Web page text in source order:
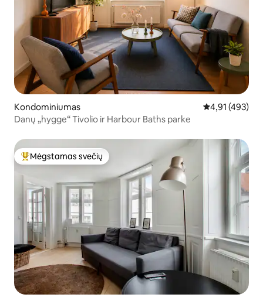
Kondominiumas Vidutinis
4,91 (493)
Danų „hygge“ Tivolio ir Harbour Baths parke
Svečių mėgstamiausias
Mėgstamas svečių